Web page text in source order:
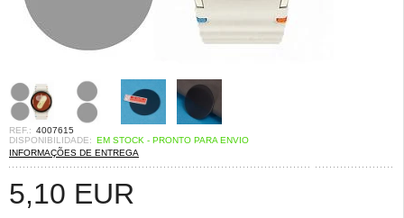
REF.: 4007615
DISPONIBILIDADE: EM STOCK - PRONTO PARA ENVIO
INFORMAÇÕES DE ENTREGA
5,10 EUR